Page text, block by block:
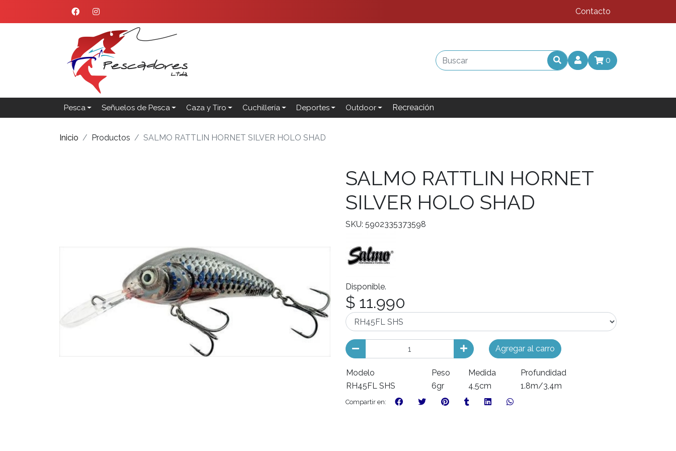
Contacto
0
Pesca Señuelos de Pesca Caza y Tiro Cuchillería Deportes Outdoor Recreación
Inicio Productos SALMO RATTLIN HORNET SILVER HOLO SHAD
SALMO RATTLIN HORNET
SILVER HOLO SHAD
SKU: 5902335373598
Disponible.
$ 11.990
Agregar al carro
Modelo Peso Medida
Profundidad
RH45FL SHS
6gr 4,5cm 1.8m/3,4m
Compartir en: